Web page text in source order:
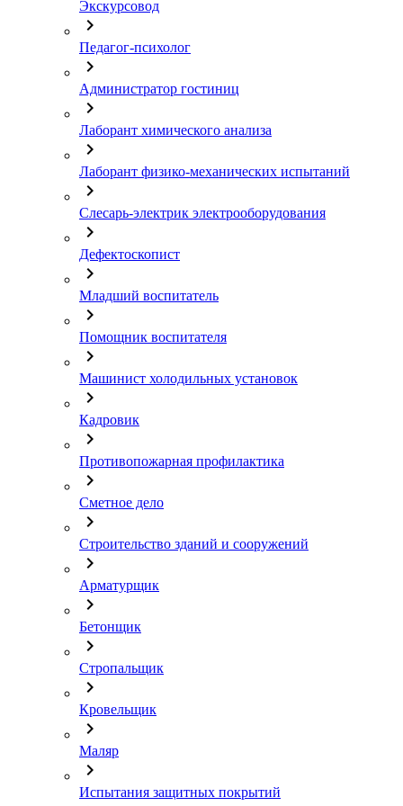
Экскурсовод
chevron_right
Педагог-психолог
chevron_right
Администратор гостиниц
chevron_right
Лаборант химического анализа
chevron_right
Лаборант физико-механических испытаний
chevron_right
Слесарь-электрик электрооборудования
chevron_right
Дефектоскопист
chevron_right
Младший воспитатель
chevron_right
Помощник воспитателя
chevron_right
Машинист холодильных установок
chevron_right
Кадровик
chevron_right
Противопожарная профилактика
chevron_right
Сметное дело
chevron_right
Строительство зданий и сооружений
chevron_right
Арматурщик
chevron_right
Бетонщик
chevron_right
Стропальщик
chevron_right
Кровельщик
chevron_right
Маляр
chevron_right
Испытания защитных покрытий